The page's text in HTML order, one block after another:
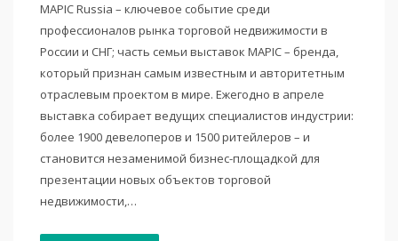
MAPIC Russia – ключевое событие среди
профессионалов рынка торговой недвижимости в
России и СНГ; часть семьи выставок MAPIC – бренда,
который признан самым известным и авторитетным
отраслевым проектом в мире. Ежегодно в апреле
выставка собирает ведущих специалистов индустрии:
более 1900 девелоперов и 1500 ритейлеров – и
становится незаменимой бизнес-площадкой для
презентации новых объектов торговой
недвижимости,…